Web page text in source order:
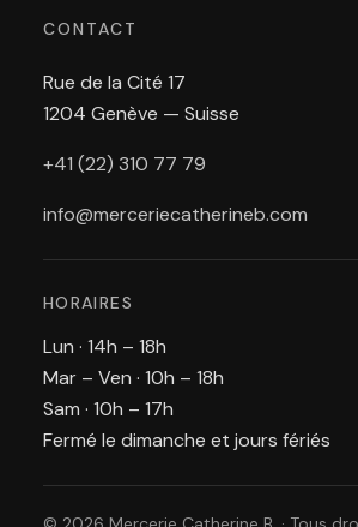
CONTACT
Rue de la Cité 17
1204 Genève — Suisse
+41 (22) 310 77 79
info@merceriecatherineb.com
HORAIRES
Lun · 14h – 18h
Mar – Ven · 10h – 18h
Sam · 10h – 17h
Fermé le dimanche et jours fériés